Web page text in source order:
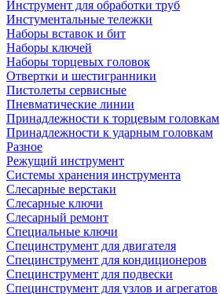
Инструмент для обработки труб
Инстументальные тележки
Наборы вставок и бит
Наборы ключей
Наборы торцевых головок
Отвертки и шестигранники
Пистолеты сервисные
Пневматические линии
Принадлежности к торцевым головкам
Принадлежности к ударным головкам
Разное
Режущий инструмент
Системы хранения инструмента
Слесарные верстаки
Слесарные ключи
Слесарный ремонт
Специальные ключи
Специнструмент для двигателя
Специнструмент для кондиционеров
Специнструмент для подвески
Специнструмент для узлов и агрегатов